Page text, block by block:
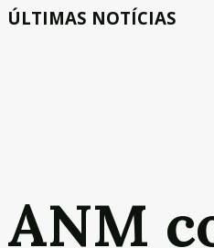
ÚLTIMAS NOTÍCIAS
ANM